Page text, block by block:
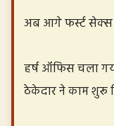
अब आगे फर्स्ट सेक्स
हर्ष ऑफिस चला
ठेकेदार ने काम शुरू